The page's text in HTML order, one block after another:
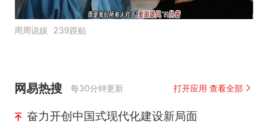
周周说娱 239跟贴
网易热搜 每30分钟更新 打开应用 查看全部
奋力开创中国式现代化建设新局面